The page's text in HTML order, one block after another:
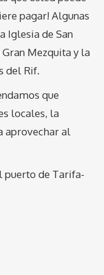
pagar! Algunas
Iglesia de San
Mezquita y la
del Rif.
que
locales, la
aprovechar al
puerto de Tarifa-